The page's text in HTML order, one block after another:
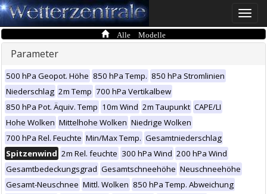
Toggle
Alle Modelle
Parameter
500 hPa Geopot. Höhe 850 hPa Temp. 850 hPa Stromlinien
Niederschlag 2m Temp 700 hPa Vertikalbew
850 hPa Pot. Äquiv. Temp 10m Wind 2m Taupunkt CAPE/LI
Hohe Wolken Mittelhohe Wolken Niedrige Wolken
700 hPa Rel. Feuchte Min/Max Temp. Gesamtniederschlag
Spitzenwind 2m Rel. feuchte 300 hPa Wind 200 hPa Wind
Gesamtbedeckungsgrad Gesamtschneehöhe Neuschneehöhe
Gesamt-Neuschnee Mittl. Wolken 850 hPa Temp. Abweichung